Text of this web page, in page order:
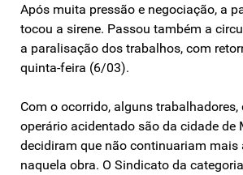
Após muita pressão e negociação, a
tocou a sirene. Passou também a
a paralisação dos trabalhos, com
quinta-feira (6/03).
Com o ocorrido, alguns
operário acidentado são da cidade de
decidiram que não continuariam mais
naquela obra. O Sindicato da